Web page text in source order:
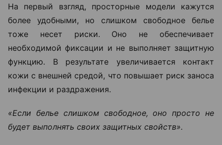
На первый взгляд, просторные модели кажутся
более удобными, но слишком свободное белье
тоже несет риски. Оно не обеспечивает
необходимой фиксации и не выполняет защитную
функцию. В результате увеличивается контакт
кожи с внешней средой, что повышает риск заноса
инфекции и раздражения.
«Если белье слишком свободное, оно просто не
будет выполнять своих защитных свойств».